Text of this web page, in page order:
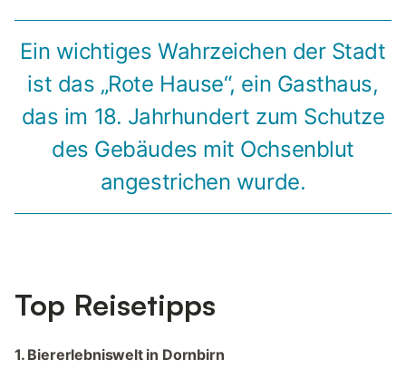
Ein wichtiges Wahrzeichen der Stadt
ist das „Rote Hause“, ein Gasthaus,
das im 18. Jahrhundert zum Schutze
des Gebäudes mit Ochsenblut
angestrichen wurde.
Top Reisetipps
1. Biererlebniswelt in Dornbirn